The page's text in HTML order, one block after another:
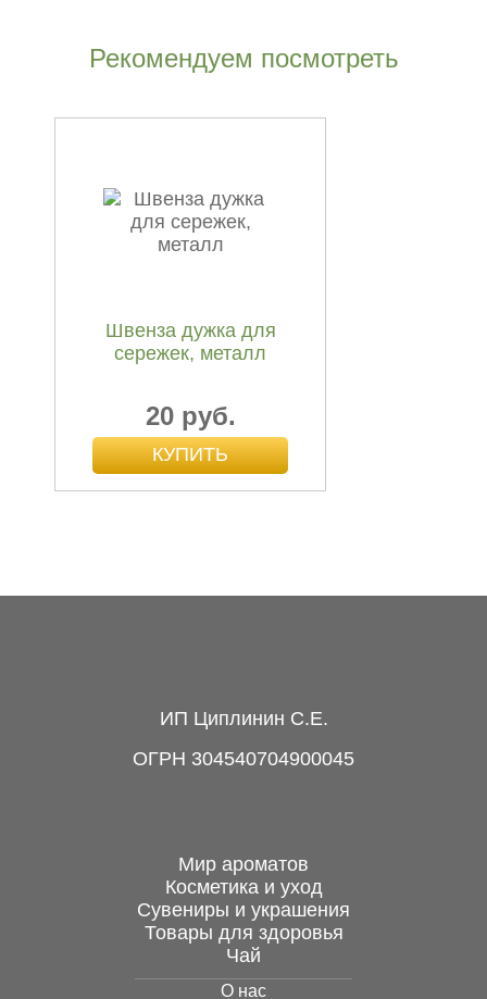
Подвеска Клык с
волком, кость и
металл, 8 см
Подвеска из аммонита,
Рекомендуем посмотреть
Швенза дужка для
сережек, металл
20 руб.
ИП Циплинин С.Е.
ОГРН 304540704900045
Мир ароматов
Косметика и уход
Сувениры и украшения
Товары для здоровья
Чай
О нас